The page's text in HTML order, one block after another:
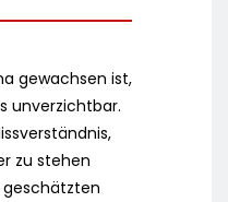
gewachsen ist,
unverzichtbar.
zu stehen